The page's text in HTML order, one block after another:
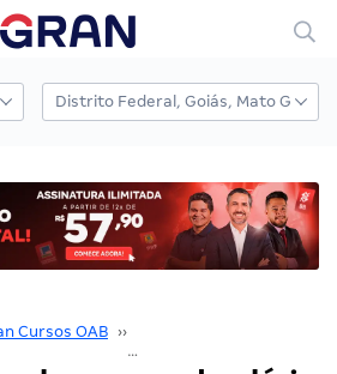
Cursos OAB ››